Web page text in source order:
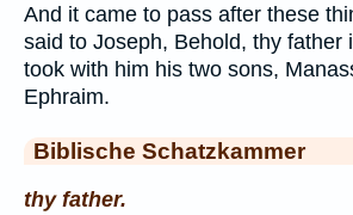
And it came to pass after these
said to Joseph, Behold, thy father
took with him his two sons,
Ephraim.
Biblische Schatzkammer
thy father.